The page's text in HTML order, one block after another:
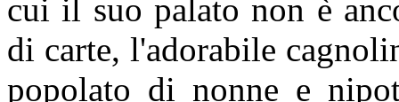
cui il suo palato non è
di carte, l'adorabile
popolato di nonne e